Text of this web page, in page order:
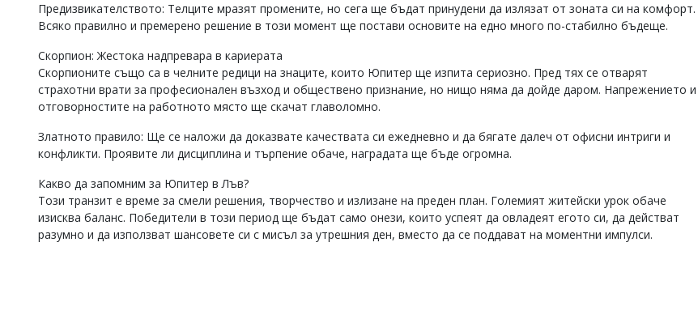
Предизвикателството: Телците мразят промените, но сега ще бъдат принудени да излязат от зоната си на комфорт.
Всяко правилно и премерено решение в този момент ще постави основите на едно много по-стабилно бъдеще.
Скорпион: Жестока надпревара в кариерата
Скорпионите също са в челните редици на знаците, които Юпитер ще изпита сериозно. Пред тях се отварят
страхотни врати за професионален възход и обществено признание, но нищо няма да дойде даром. Напрежението и
отговорностите на работното място ще скачат главоломно.
Златното правило: Ще се наложи да доказвате качествата си ежедневно и да бягате далеч от офисни интриги и
конфликти. Проявите ли дисциплина и търпение обаче, наградата ще бъде огромна.
Какво да запомним за Юпитер в Лъв?
Този транзит е време за смели решения, творчество и излизане на преден план. Големият житейски урок обаче
изисква баланс. Победители в този период ще бъдат само онези, които успеят да овладеят егото си, да действат
разумно и да използват шансовете си с мисъл за утрешния ден, вместо да се поддават на моментни импулси.